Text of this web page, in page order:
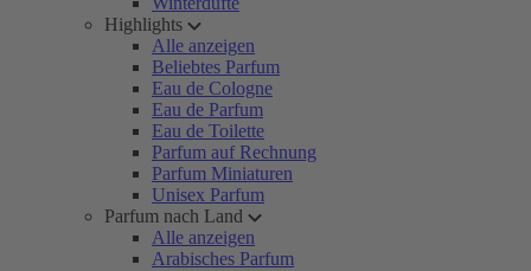
Highlights
Alle anzeigen
Beliebtes Parfum
Eau de Cologne
Eau de Parfum
Eau de Toilette
Parfum auf Rechnung
Parfum Miniaturen
Unisex Parfum
Parfum nach Land
Alle anzeigen
Arabisches Parfum